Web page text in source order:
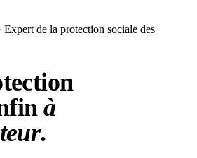
Expert de la protection sociale des
à
.